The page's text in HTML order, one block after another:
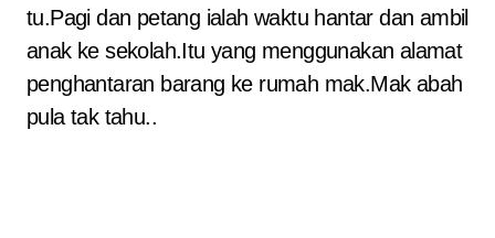
tu.Pagi dan petang ialah waktu hantar dan ambil
anak ke sekolah.Itu yang menggunakan alamat
penghantaran barang ke rumah mak.Mak abah
pula tak tahu..